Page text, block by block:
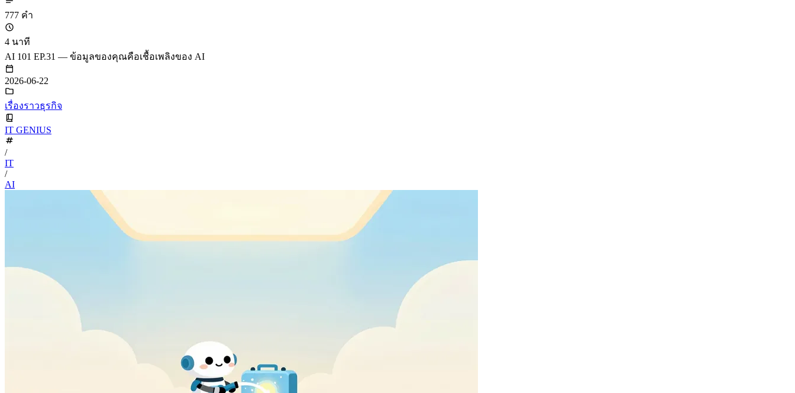
777 คำ
4 นาที
AI 101 EP.31 — ข้อมูลของคุณคือเชื้อเพลิงของ AI
2026-06-22
เรื่องราวธุรกิจ
IT GENIUS
/
IT
/
AI